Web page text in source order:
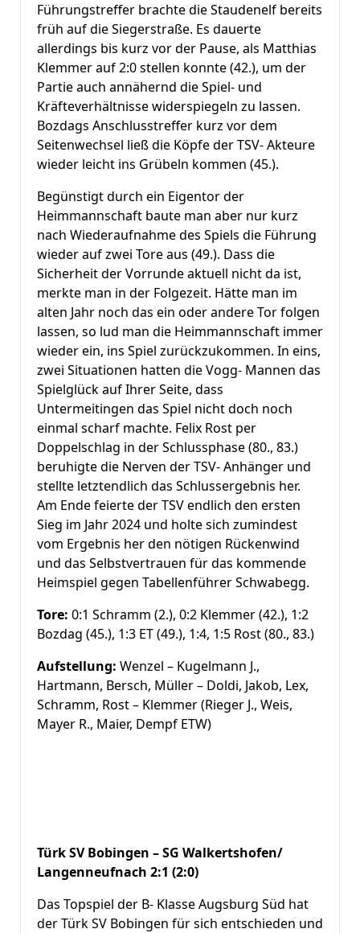
Führungstreffer brachte die Staudenelf bereits
früh auf die Siegerstraße. Es dauerte
allerdings bis kurz vor der Pause, als Matthias
Klemmer auf 2:0 stellen konnte (42.), um der
Partie auch annähernd die Spiel- und
Kräfteverhältnisse widerspiegeln zu lassen.
Bozdags Anschlusstreffer kurz vor dem
Seitenwechsel ließ die Köpfe der TSV- Akteure
wieder leicht ins Grübeln kommen (45.).
Begünstigt durch ein Eigentor der
Heimmannschaft baute man aber nur kurz
nach Wiederaufnahme des Spiels die Führung
wieder auf zwei Tore aus (49.). Dass die
Sicherheit der Vorrunde aktuell nicht da ist,
merkte man in der Folgezeit. Hätte man im
alten Jahr noch das ein oder andere Tor folgen
lassen, so lud man die Heimmannschaft immer
wieder ein, ins Spiel zurückzukommen. In eins,
zwei Situationen hatten die Vogg- Mannen das
Spielglück auf Ihrer Seite, dass
Untermeitingen das Spiel nicht doch noch
einmal scharf machte. Felix Rost per
Doppelschlag in der Schlussphase (80., 83.)
beruhigte die Nerven der TSV- Anhänger und
stellte letztendlich das Schlussergebnis her.
Am Ende feierte der TSV endlich den ersten
Sieg im Jahr 2024 und holte sich zumindest
vom Ergebnis her den nötigen Rückenwind
und das Selbstvertrauen für das kommende
Heimspiel gegen Tabellenführer Schwabegg.
Tore: 0:1 Schramm (2.), 0:2 Klemmer (42.), 1:2
Bozdag (45.), 1:3 ET (49.), 1:4, 1:5 Rost (80., 83.)
Aufstellung: Wenzel – Kugelmann J.,
Hartmann, Bersch, Müller – Doldi, Jakob, Lex,
Schramm, Rost – Klemmer (Rieger J., Weis,
Mayer R., Maier, Dempf ETW)
Türk SV Bobingen – SG Walkertshofen/
Langenneufnach 2:1 (2:0)
Das Topspiel der B- Klasse Augsburg Süd hat
der Türk SV Bobingen für sich entschieden und